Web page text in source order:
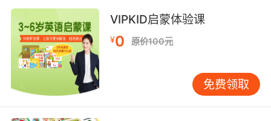
会接触到“canvas（画布）”“sprite（精灵）”等术
语。在具体的项目实践中，他们能够更直观地感
受这些术语的作用和意义，而不是单纯地死记硬
背。这就好比让孩子在厨房中实际操作，去认识
各种厨具的名称和用途，会比在书本上学习更加
深刻。
VIPKID启蒙体验课
¥0 原价100元
免费领取